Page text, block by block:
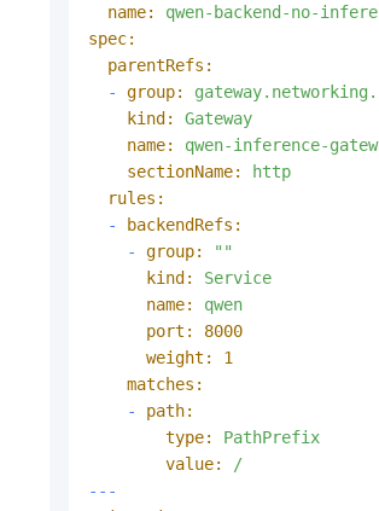
name:
qwen-backend-no-
spec:
parentRefs:
-
group:
kind:
Gateway
name:
qwen-inference-
sectionName:
http
rules:
-
backendRefs:
-
group:
""
kind:
Service
name:
qwen
port:
8000
weight:
1
matches:
-
path:
type:
PathPrefix
value:
/
---